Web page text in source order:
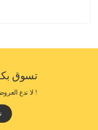
تسوق
! لا تدع